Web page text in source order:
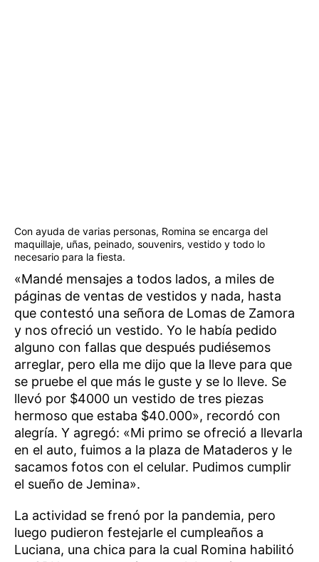
Con ayuda de varias personas, Romina se encarga del
maquillaje, uñas, peinado, souvenirs, vestido y todo lo
necesario para la fiesta.
«Mandé mensajes a todos lados, a miles de
páginas de ventas de vestidos y nada, hasta
que contestó una señora de Lomas de Zamora
y nos ofreció un vestido. Yo le había pedido
alguno con fallas que después pudiésemos
arreglar, pero ella me dijo que la lleve para que
se pruebe el que más le guste y se lo lleve. Se
llevó por $4000 un vestido de tres piezas
hermoso que estaba $40.000», recordó con
alegría. Y agregó: «Mi primo se ofreció a llevarla
en el auto, fuimos a la plaza de Mataderos y le
sacamos fotos con el celular. Pudimos cumplir
el sueño de Jemina».
La actividad se frenó por la pandemia, pero
luego pudieron festejarle el cumpleaños a
Luciana, una chica para la cual Romina habilitó